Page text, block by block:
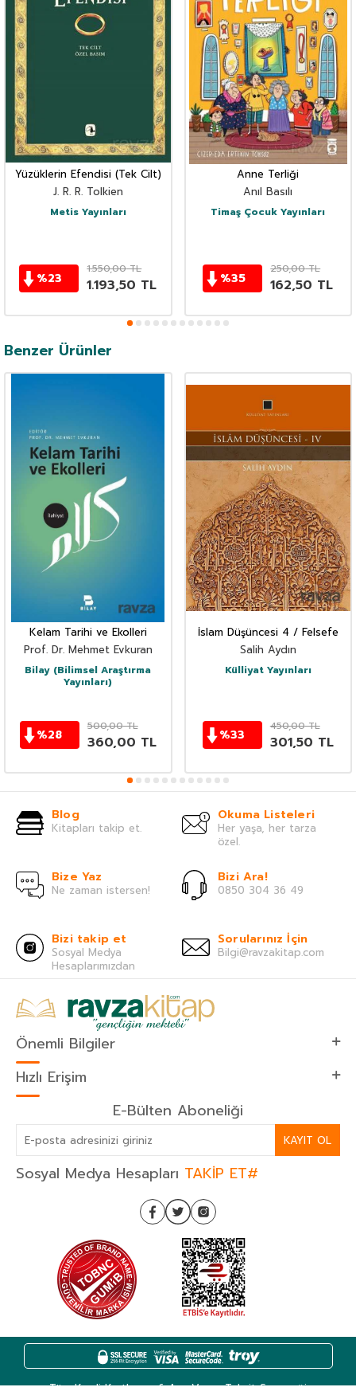
Yüzüklerin Efendisi (Tek Cilt)
J. R. R. Tolkien
Metis Yayınları
%23
1.550,00TL
1.193,50 TL
Anne Terliği
Anıl Basılı
Timaş Çocuk Yayınları
%35
250,00TL
162,50 TL
Benzer Ürünler
Kelam Tarihi ve Ekolleri
Prof. Dr. Mehmet Evkuran
Bilay (Bilimsel Araştırma
Yayınları)
%28
500,00TL
360,00 TL
İslam Düşüncesi 4 / Felsefe
Salih Aydın
Külliyat Yayınları
%33
450,00TL
301,50 TL
Blog
Kitapları takip et.
Okuma Listeleri
Her yaşa, her tarza
özel.
Bize Yaz
Ne zaman istersen!
Bizi Ara!
0850 304 36 49
Bizi takip et
Sosyal Medya
Hesaplarımızdan
Sorularınız İçin
Bilgi@ravzakitap.com
Önemli Bilgiler
Hızlı Erişim
E-Bülten Aboneliği
KAYIT OL
Sosyal Medya Hesapları TAKİP ET#